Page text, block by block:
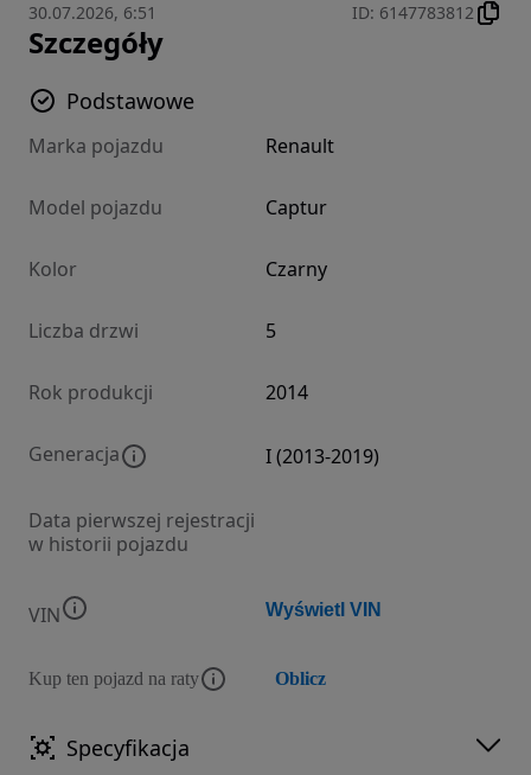
30.07.2026, 6:51 ID: 6147783812
Szczegóły
Podstawowe
Marka pojazdu Renault
Model pojazdu Captur
Kolor Czarny
Liczba drzwi 5
Rok produkcji 2014
Generacja I (2013-2019)
Data pierwszej rejestracji
w historii pojazdu
VIN Wyświetl VIN
Kup ten pojazd na raty Oblicz
Specyfikacja